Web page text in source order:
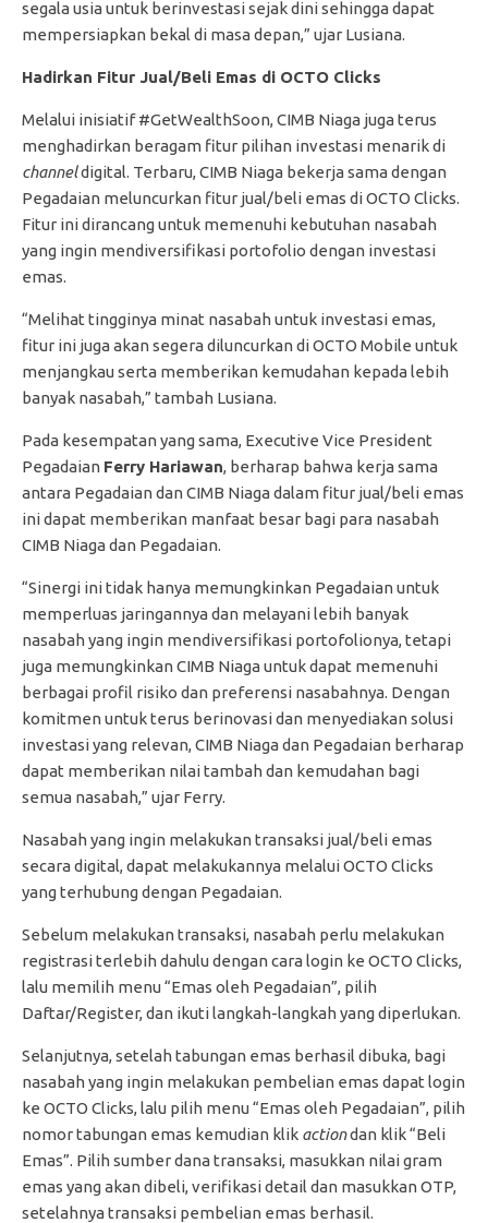
segala usia untuk berinvestasi sejak dini sehingga dapat
mempersiapkan bekal di masa depan,” ujar Lusiana.
Hadirkan Fitur Jual/Beli Emas di OCTO Clicks
Melalui inisiatif #GetWealthSoon, CIMB Niaga juga terus
menghadirkan beragam fitur pilihan investasi menarik di
channeldigital. Terbaru, CIMB Niaga bekerja sama dengan
Pegadaian meluncurkan fitur jual/beli emas di OCTO Clicks.
Fitur ini dirancang untuk memenuhi kebutuhan nasabah
yang ingin mendiversifikasi portofolio dengan investasi
emas.
“Melihat tingginya minat nasabah untuk investasi emas,
fitur ini juga akan segera diluncurkan di OCTO Mobile untuk
menjangkau serta memberikan kemudahan kepada lebih
banyak nasabah,” tambah Lusiana.
Pada kesempatan yang sama, Executive Vice President
Pegadaian Ferry Hariawan, berharap bahwa kerja sama
antara Pegadaian dan CIMB Niaga dalam fitur jual/beli emas
ini dapat memberikan manfaat besar bagi para nasabah
CIMB Niaga dan Pegadaian.
“Sinergi ini tidak hanya memungkinkan Pegadaian untuk
memperluas jaringannya dan melayani lebih banyak
nasabah yang ingin mendiversifikasi portofolionya, tetapi
juga memungkinkan CIMB Niaga untuk dapat memenuhi
berbagai profil risiko dan preferensi nasabahnya. Dengan
komitmen untuk terus berinovasi dan menyediakan solusi
investasi yang relevan, CIMB Niaga dan Pegadaian berharap
dapat memberikan nilai tambah dan kemudahan bagi
semua nasabah,” ujar Ferry.
Nasabah yang ingin melakukan transaksi jual/beli emas
secara digital, dapat melakukannya melalui OCTO Clicks
yang terhubung dengan Pegadaian.
Sebelum melakukan transaksi, nasabah perlu melakukan
registrasi terlebih dahulu dengan cara login ke OCTO Clicks,
lalu memilih menu “Emas oleh Pegadaian”, pilih
Daftar/Register, dan ikuti langkah-langkah yang diperlukan.
Selanjutnya, setelah tabungan emas berhasil dibuka, bagi
nasabah yang ingin melakukan pembelian emas dapat login
ke OCTO Clicks, lalu pilih menu “Emas oleh Pegadaian”, pilih
nomor tabungan emas kemudian klik actiondan klik “Beli
Emas”. Pilih sumber dana transaksi, masukkan nilai gram
emas yang akan dibeli, verifikasi detail dan masukkan OTP,
setelahnya transaksi pembelian emas berhasil.